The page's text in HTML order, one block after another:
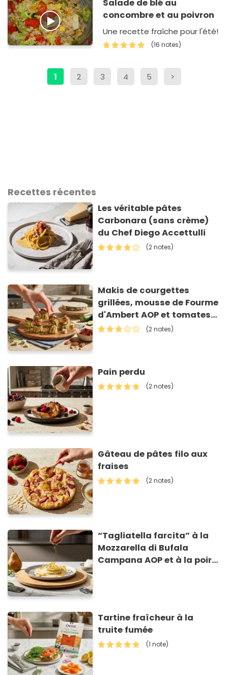
Salade de blé au
concombre et au poivron
Une recette fraîche pour l'été!
(16 notes)
1 2 3 4 5 >
Recettes récentes
Les véritable pâtes
Carbonara (sans crème)
du Chef Diego Accettulli
(2 notes)
Makis de courgettes
grillées, mousse de Fourme
d'Ambert AOP et tomates
séchées
(2 notes)
Pain perdu
(2 notes)
Gâteau de pâtes filo aux
fraises
(2 notes)
“Tagliatella farcita” à la
Mozzarella di Bufala
Campana AOP et à la poire
Tartine fraîcheur à la
truite fumée
(1 note)